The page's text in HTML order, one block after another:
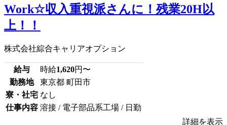
Work☆収入重視派さんに！残業20H以
上！！
株式会社綜合キャリアオプション
給与 時給1,620円〜
勤務地
東京都 町田市
寮・社宅 なし
仕事内容 溶接 / 電子部品系工場 / 日勤
詳細を表示